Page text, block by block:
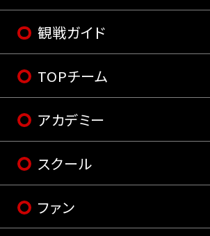
観戦ガイド
TOPチーム
アカデミー
スクール
ファン